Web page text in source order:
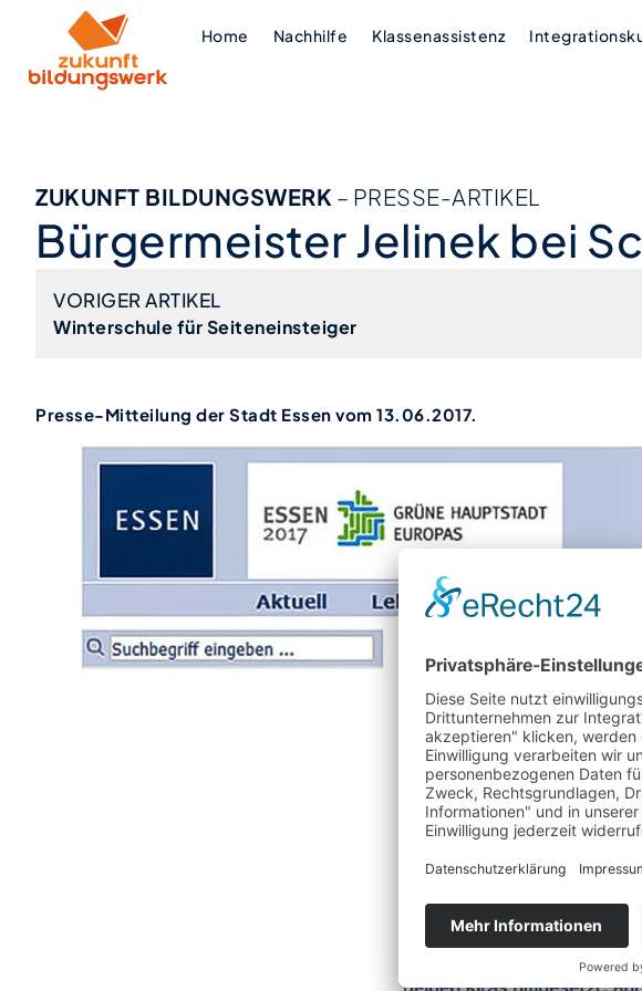
Home Nachhilfe Klassenassistenz
ZUKUNFT BILDUNGSWERK – PRESSE-ARTIKEL
Bürgermeister Jelinek bei
VORIGER ARTIKEL
Winterschule für Seiteneinsteiger
Presse-Mitteilung der Stadt Essen vom 13.06.2017.